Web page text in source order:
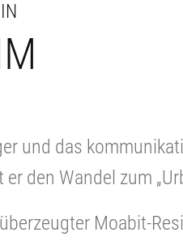
und das
den Wandel zum
Moabit-